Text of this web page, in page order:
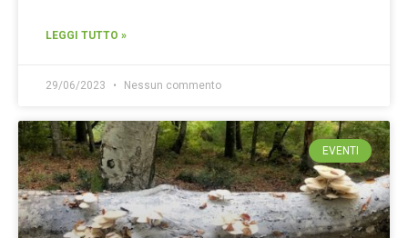
LEGGI TUTTO »
29/06/2023 Nessun commento
EVENTI